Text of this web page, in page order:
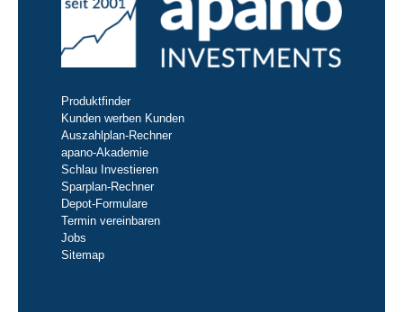
Produktfinder
Kunden werben Kunden
Auszahlplan-Rechner
apano-Akademie
Schlau Investieren
Sparplan-Rechner
Depot-Formulare
Termin vereinbaren
Jobs
Sitemap